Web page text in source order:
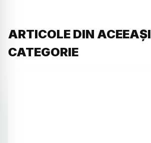
ARTICOLE DIN ACEEAȘI
CATEGORIE